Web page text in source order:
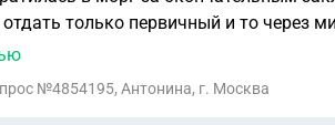
отдать только первичный и то через
если они не отдату куда мне ещё
№4854195, Антонина, г. Москва